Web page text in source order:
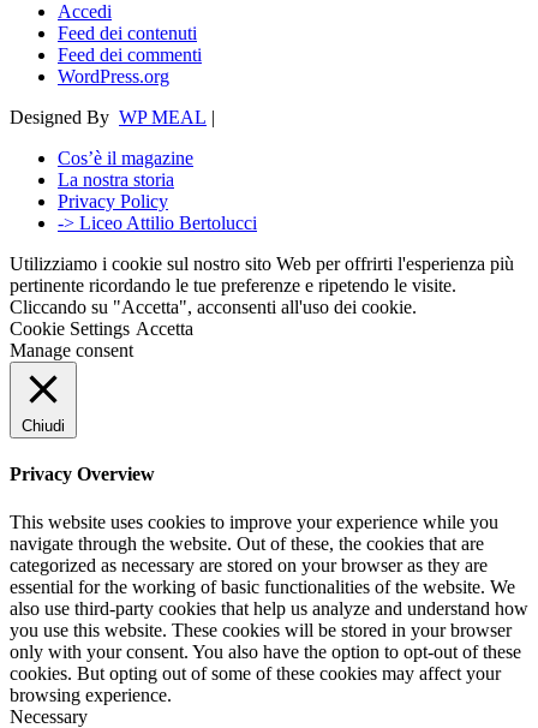
Accedi
Feed dei contenuti
Feed dei commenti
WordPress.org
Designed By WP MEAL |
Cos’è il magazine
La nostra storia
Privacy Policy
-> Liceo Attilio Bertolucci
Utilizziamo i cookie sul nostro sito Web per offrirti l'esperienza più
pertinente ricordando le tue preferenze e ripetendo le visite.
Cliccando su "Accetta", acconsenti all'uso dei cookie.
Cookie Settings Accetta
Manage consent
Chiudi
Privacy Overview
This website uses cookies to improve your experience while you
navigate through the website. Out of these, the cookies that are
categorized as necessary are stored on your browser as they are
essential for the working of basic functionalities of the website. We
also use third-party cookies that help us analyze and understand how
you use this website. These cookies will be stored in your browser
only with your consent. You also have the option to opt-out of these
cookies. But opting out of some of these cookies may affect your
browsing experience.
Necessary